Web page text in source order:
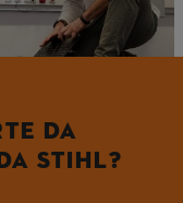
DA
STIHL?